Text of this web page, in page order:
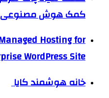
کمک هوش مصنوعی
Hosting for
WordPress Site
خانه هوشمند کایا